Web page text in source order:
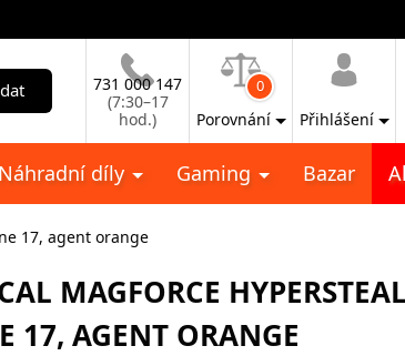
731 000 147
(7:30–17
hod.)
0
Porovnání Přihlášení
Náhradní díly Gaming Bazar
17, agent orange
MAGFORCE
17, AGENT ORANGE